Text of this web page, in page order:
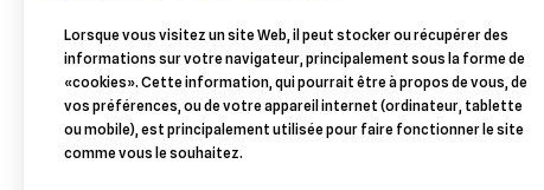
mg
comprimés
60,91 €
Ajouter au panier
Lorsque vous visitez un site Web, il peut stocker ou récupérer des
informations sur votre navigateur, principalement sous la forme de
«cookies». Cette information, qui pourrait être à propos de vous, de
vos préférences, ou de votre appareil internet (ordinateur, tablette
ou mobile), est principalement utilisée pour faire fonctionner le site
comme vous le souhaitez.